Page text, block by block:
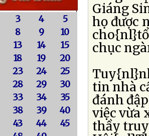
3 4
5
8 9
10
13 14
15
18 19
20
23 24
25
28 29
30
33 34
35
38 39
40
43 44
45
Giáng
họ được
chục
tin nhà
đánh
việc vừa
thầy